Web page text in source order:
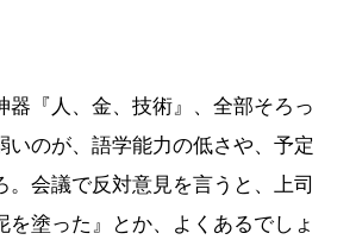
器『人、金、技術』、全部そろっ
いのが、語学能力の低さや、予定
。会議で反対意見を言うと、上司
を塗った』とか、よくあるでしょ